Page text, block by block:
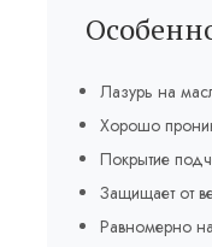
Лазурь на
Хорошо
Покрытие
Защищает от
Равномерно